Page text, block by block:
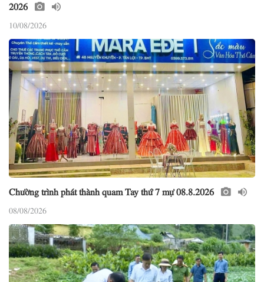
2026
10/08/2026
Chường trình phát thành quam Tay thứ 7 mự 08.8.2026
08/08/2026